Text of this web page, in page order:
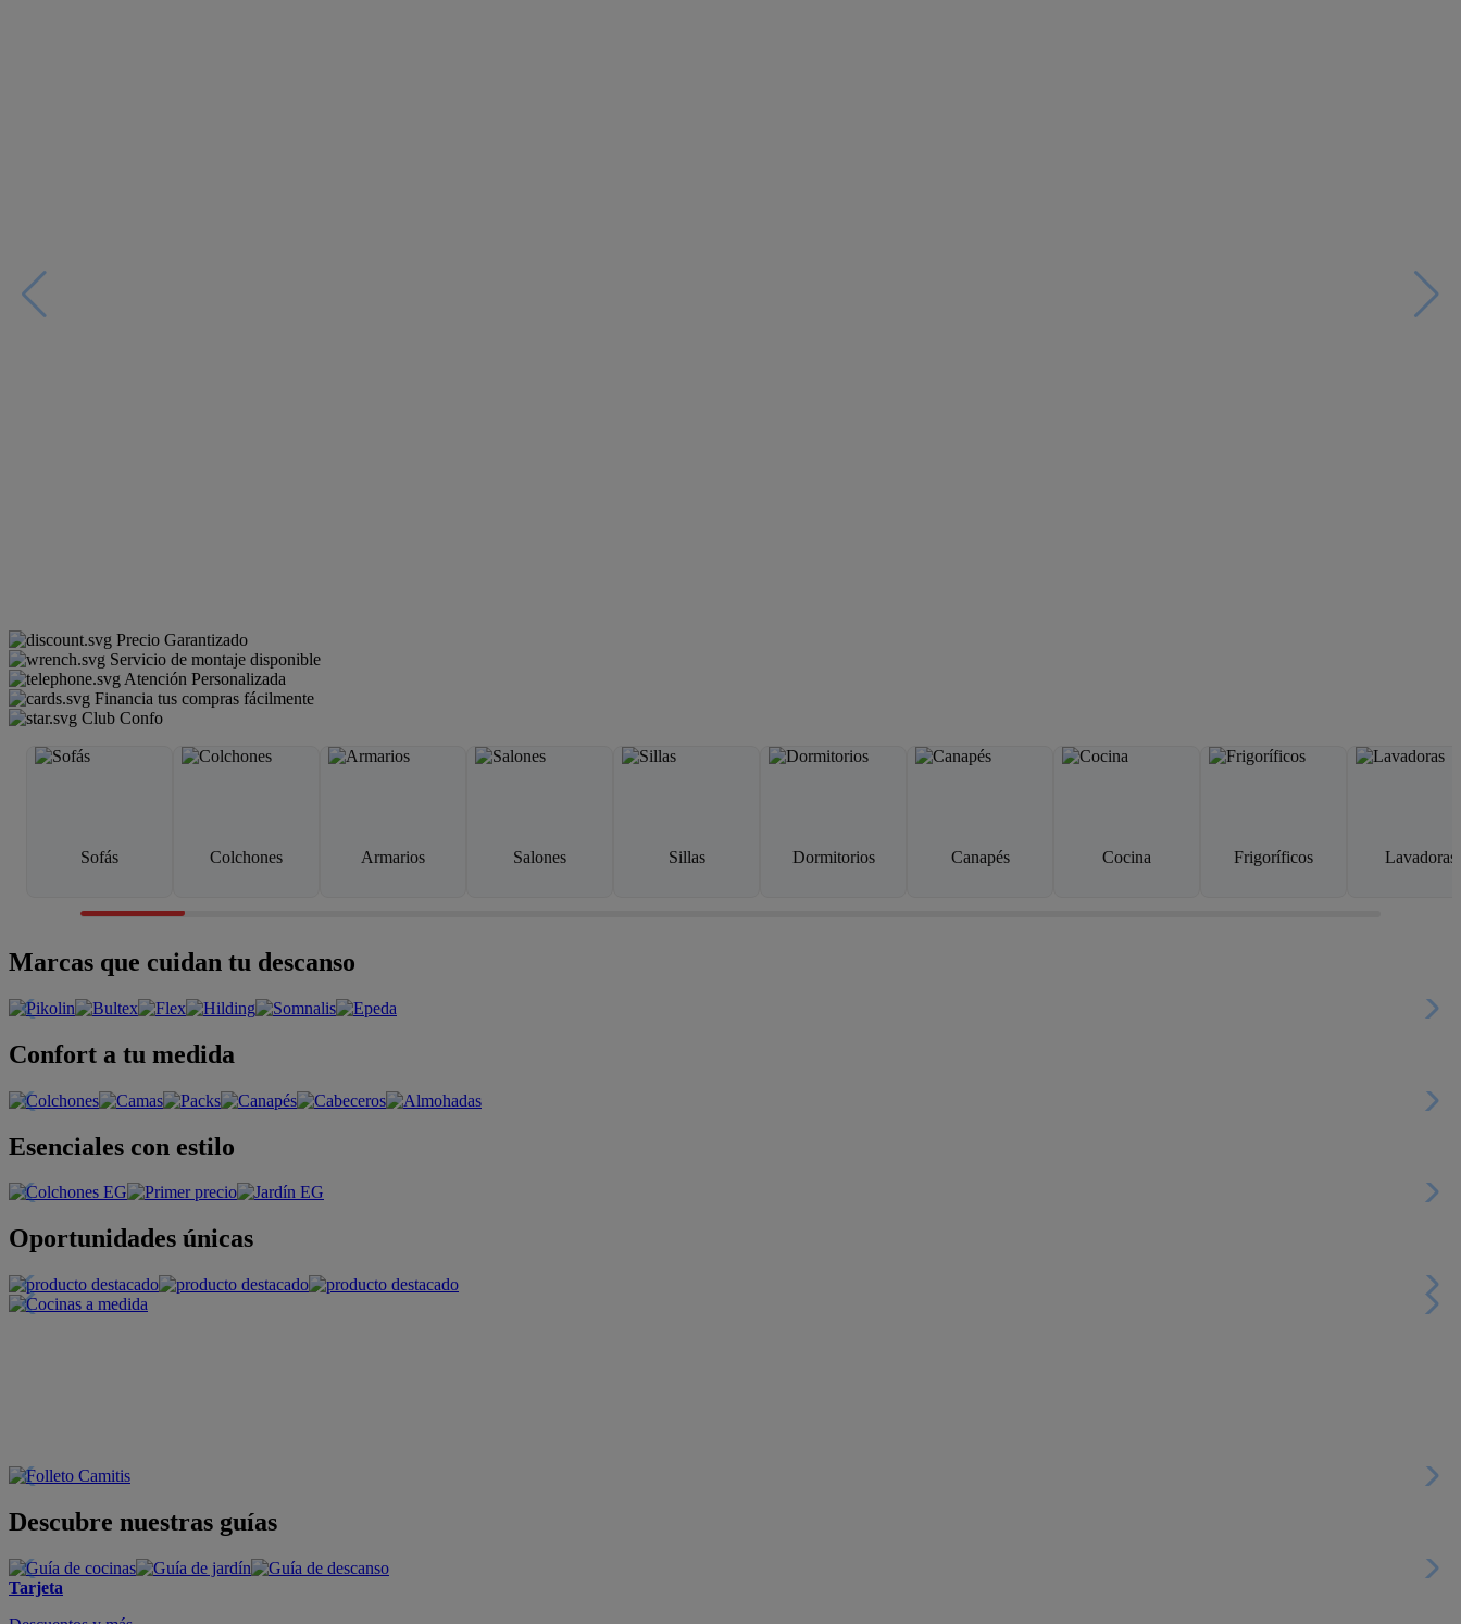
Precio Garantizado
Servicio de montaje disponible
Atención Personalizada
Financia tus compras fácilmente
Club Confo
Sofás Colchones Armarios Salones Sillas Dormitorios Canapés Cocina Frigoríficos Lavadoras
Marcas que cuidan tu descanso
Confort a tu medida
Esenciales con estilo
Oportunidades únicas
Descubre nuestras guías
Tarjeta